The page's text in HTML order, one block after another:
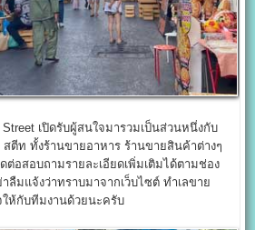
เปิดรับผู้สนใจมารวมเป็นส่วนหนึ่งกับ
ตีท ทั้งร้านขายอาหาร ร้านขายสินค้าต่างๆ
อสอบถามรายละเอียดเพิ่มเติมได้ตามช่อง
ลืมแจ้งว่าทราบมาจากเว็บไซต์ ทำเลขาย
ให้กับทีมงานด้วยนะครับ